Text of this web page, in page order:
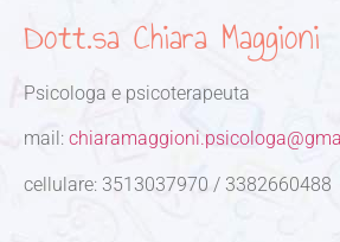
Dott.sa Chiara Maggioni
Psicologa e psicoterapeuta
mail:
cellulare: 3513037970 / 3382660488